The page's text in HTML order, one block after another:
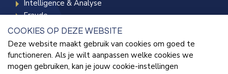
Intelligence & Analyse
Fraude
Radicalisering & Terrorisme
Kennisbank
COOKIES OP DEZE WEBSITE
Deze website maakt gebruik van cookies om goed te
functioneren. Als je wilt aanpassen welke cookies we
mogen gebruiken, kan je jouw cookie-instellingen